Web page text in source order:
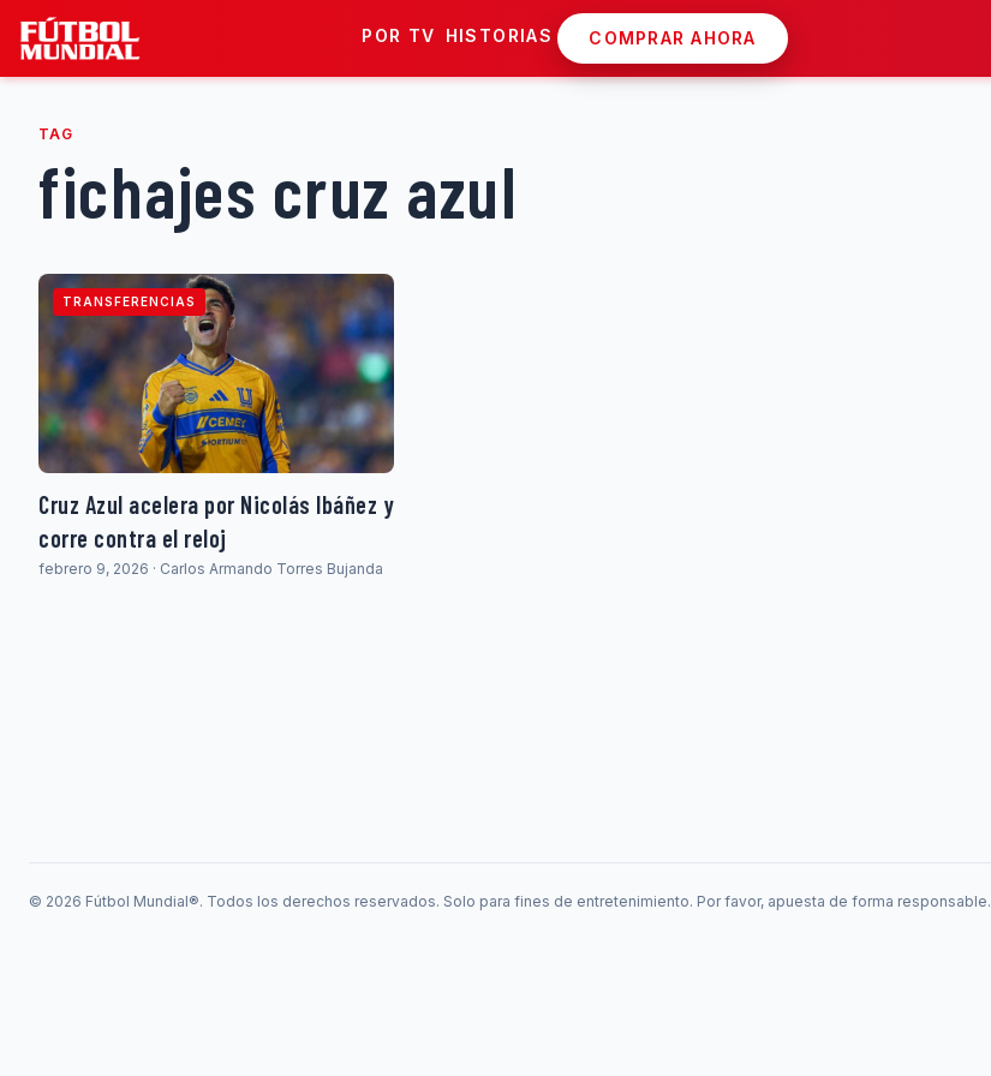
Skip to content
POR TV HISTORIAS COMPRAR AHORA
TAG
fichajes cruz azul
TRANSFERENCIAS
Cruz Azul acelera por Nicolás Ibáñez y
corre contra el reloj
febrero 9, 2026 · Carlos Armando Torres Bujanda
© 2026 Fútbol Mundial®. Todos los derechos reservados. Solo para fines de entretenimiento. Por favor, apuesta de forma responsable.